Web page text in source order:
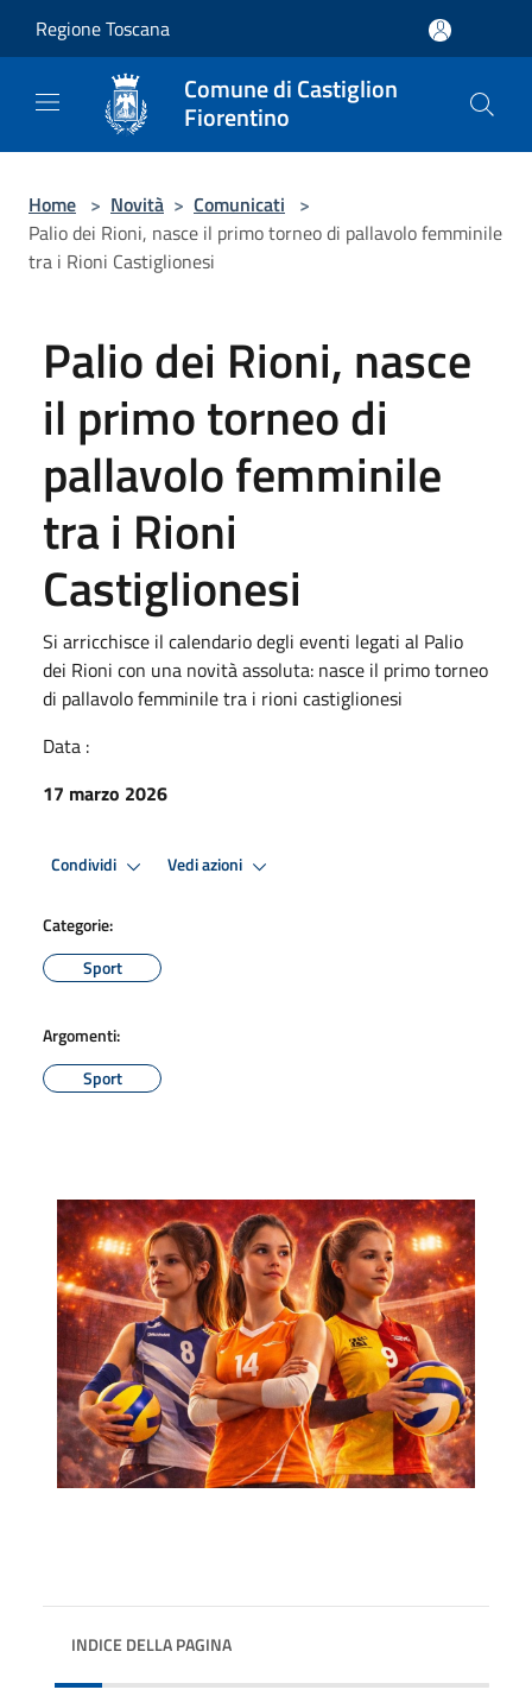
Regione Toscana
Comune di Castiglion
Fiorentino
Home > Novità > Comunicati >
Palio dei Rioni, nasce il primo torneo di pallavolo femminile
tra i Rioni Castiglionesi
Palio dei Rioni, nasce
il primo torneo di
pallavolo femminile
tra i Rioni
Castiglionesi
Si arricchisce il calendario degli eventi legati al Palio
dei Rioni con una novità assoluta: nasce il primo torneo
di pallavolo femminile tra i rioni castiglionesi
Data :
17 marzo 2026
Condividi Vedi azioni
Categorie:
Sport
Argomenti:
Sport
INDICE DELLA PAGINA